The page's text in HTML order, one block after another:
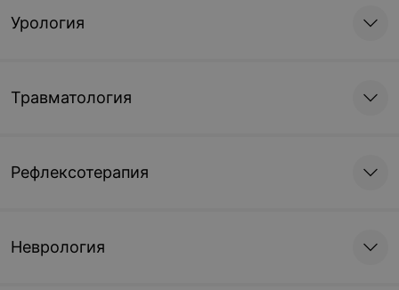
Урология
Травматология
Рефлексотерапия
Неврология